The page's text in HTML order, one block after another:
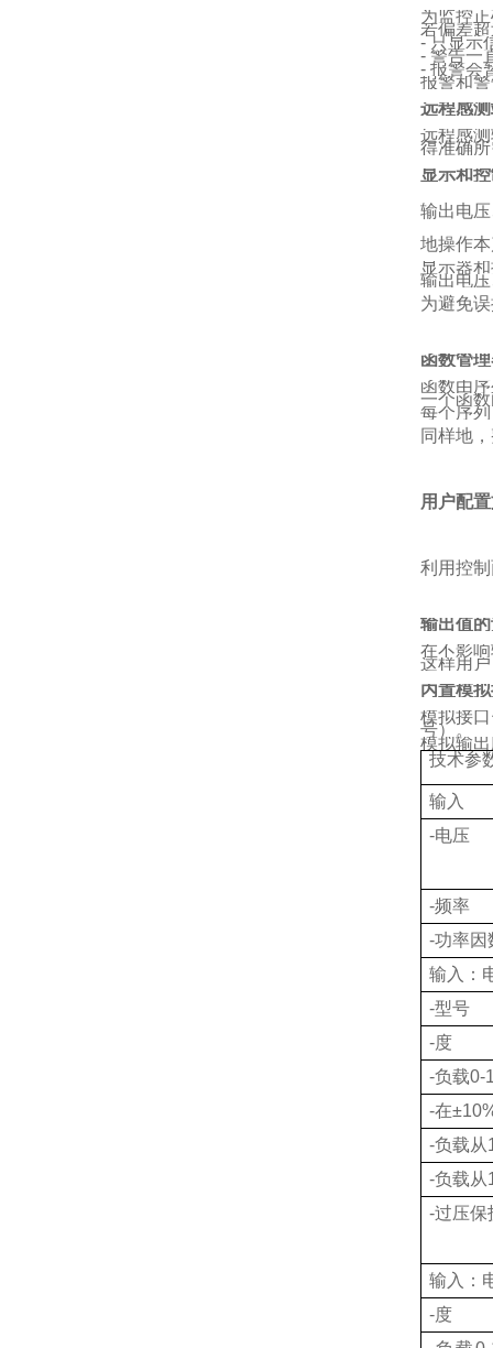
为监控
若偏差
-只显示
- 警告一
- 报警会
报警和
远程感
远程感
得准确
显示和
输出电
地操作
显示器
输出电
为避免
函数管
函数由
一个函
每个序
同样地
用户配
利用控
输出值
在不影
这样用
内置模
模拟接
号）。
模拟输
技术参
输入
-电压
-频率
-功率因
输入：
-型号
-度
-负载0-
-在
-负载从
-负载从
-过压保
输入：
-度